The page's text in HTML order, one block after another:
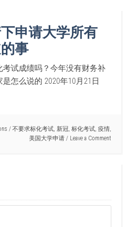
申请大学所有
事
试成绩吗？今年没有财务补
怎么说的 2020年10月21日
/ 不要求标化考试, 新冠, 标化考试, 疫情,
美国大学申请
Leave a Comment